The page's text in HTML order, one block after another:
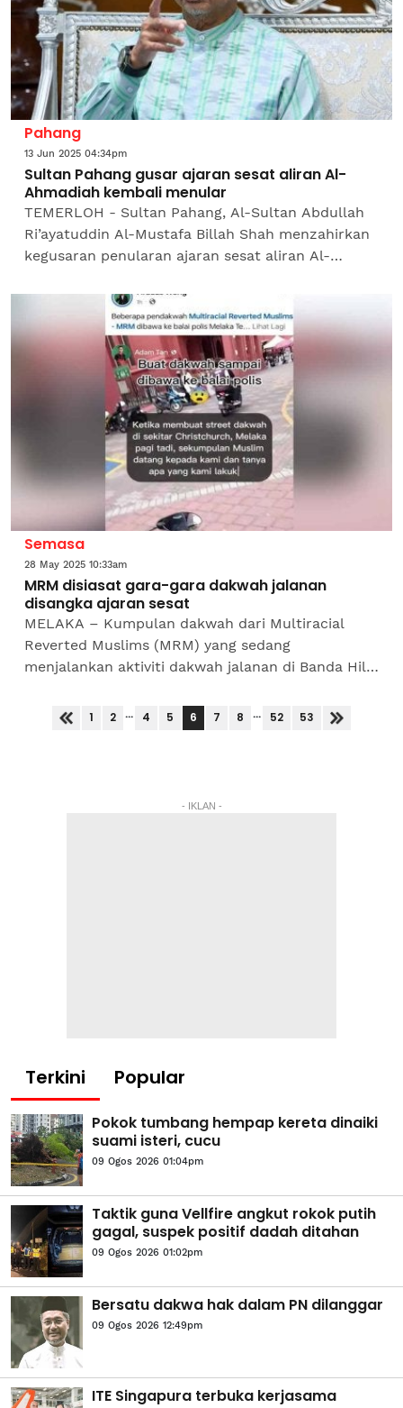
Pahang
13 Jun 2025 04:34pm
Sultan Pahang gusar ajaran sesat aliran Al-
Ahmadiah kembali menular
TEMERLOH - Sultan Pahang, Al-Sultan Abdullah
Ri’ayatuddin Al-Mustafa Billah Shah menzahirkan
kegusaran penularan ajaran sesat aliran Al-
baginda,...
Semasa
28 May 2025 10:33am
MRM disiasat gara-gara dakwah jalanan
disangka ajaran sesat
MELAKA – Kumpulan dakwah dari Multiracial
Reverted Muslims (MRM) yang sedang
menjalankan aktiviti dakwah jalanan di Banda Hilir
tersebut selepas didakwa...
1 2 ... 4 5 6 7 8 ... 52 53
- IKLAN -
Terkini Popular
Pokok tumbang hempap kereta dinaiki
suami isteri, cucu
09 Ogos 2026 01:04pm
Taktik guna Vellfire angkut rokok putih
gagal, suspek positif dadah ditahan
09 Ogos 2026 01:02pm
Bersatu dakwa hak dalam PN dilanggar
09 Ogos 2026 12:49pm
ITE Singapura terbuka kerjasama